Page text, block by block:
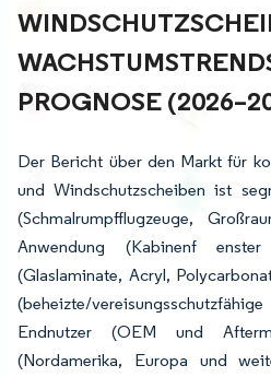
ACHSTUMSTRENDS
ROGNOSE
Der Bericht über den Markt für
und Windschutzscheiben ist
(Schmalrumpfflugzeuge,
Anwendung (Kabinenf
(Glaslaminate, Acryl,
(beheizte/
Endnutzer (OEM und
(Nordamerika, Europa und